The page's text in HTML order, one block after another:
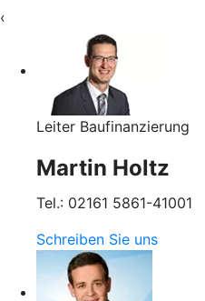
‹
Leiter Baufinanzierung
Martin Holtz
Tel.: 02161 5861-41001
Schreiben Sie uns